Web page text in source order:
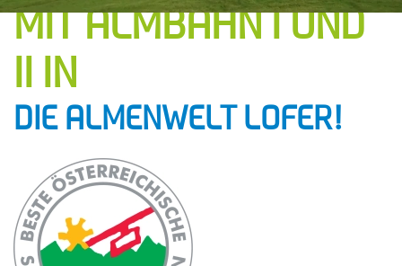
MIT ALMBAHN I UND
II IN
DIE ALMENWELT LOFER!